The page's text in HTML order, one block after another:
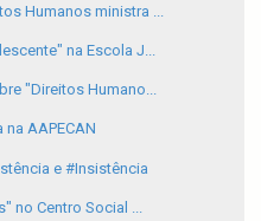
Humanos ministra ...
na Escola J...
"Direitos Humano...
AAPECAN
e #Insistência
no Centro Social ...